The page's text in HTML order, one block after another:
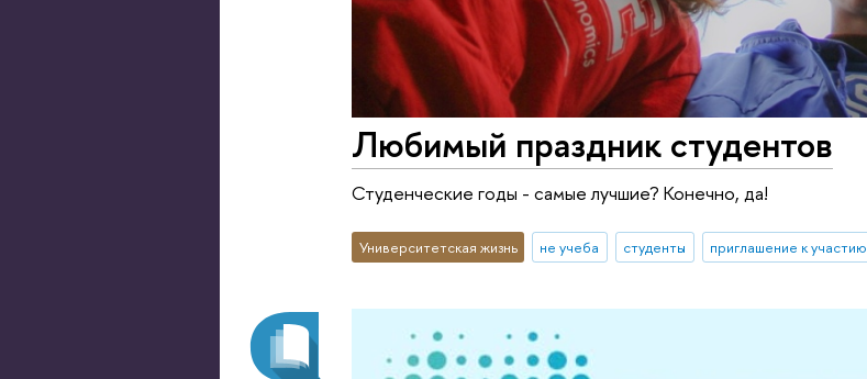
Любимый праздник студентов
Студенческие годы - самые лучшие? Конечно, да!
Университетская жизнь не учеба студенты приглашение к участию